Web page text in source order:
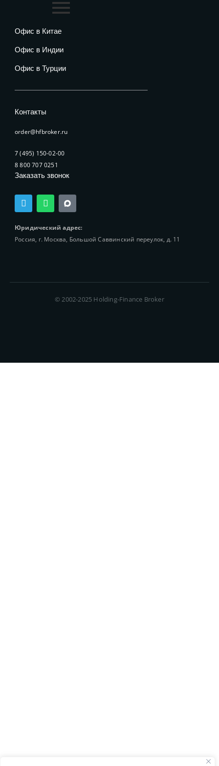
Офис в Китае
Офис в Индии
Офис в Турции
Контакты
order@hfbroker.ru
7 (495) 150-02-00
8 800 707 0251
Заказать звонок
T
e
l
e
g
r
W
h
a
t
s
a
Юридический адрес:
Россия, г. Москва, Большой Саввинский переулок, д. 11
© 2002-2025 Holding-Finance Broker